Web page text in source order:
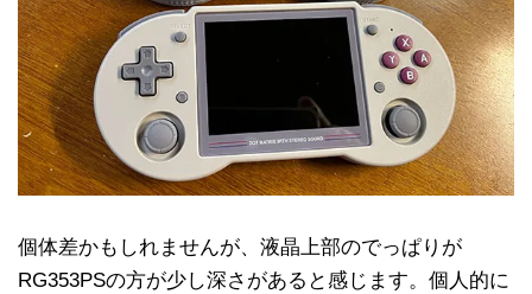
個体差かもしれませんが、液晶上部のでっぱりが
RG353PSの方が少し深さがあると感じます。個人的に